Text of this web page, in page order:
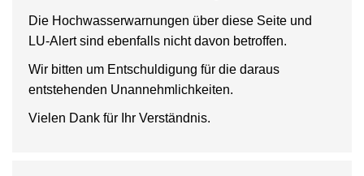
Die Hochwasserwarnungen über diese Seite und
LU-Alert sind ebenfalls nicht davon betroffen.
Wir bitten um Entschuldigung für die daraus
entstehenden Unannehmlichkeiten.
Vielen Dank für Ihr Verständnis.